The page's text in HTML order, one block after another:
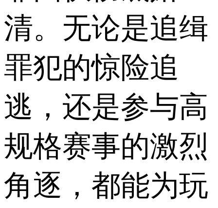
清。无论是追缉
罪犯的惊险追
逃，还是参与高
规格赛事的激烈
角逐，都能为玩